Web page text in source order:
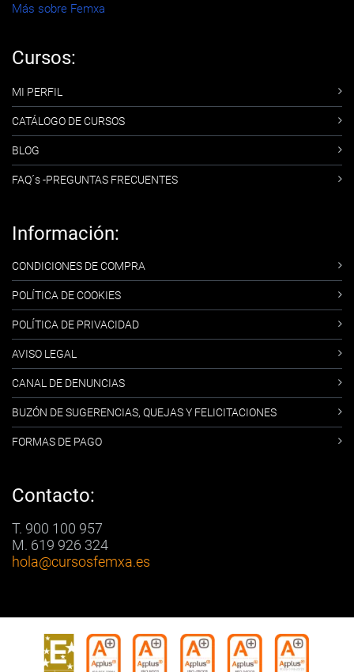
Más sobre Femxa
Cursos:
MI PERFIL
CATÁLOGO DE CURSOS
BLOG
FAQ´s -PREGUNTAS FRECUENTES
Información:
CONDICIONES DE COMPRA
POLÍTICA DE COOKIES
POLÍTICA DE PRIVACIDAD
AVISO LEGAL
CANAL DE DENUNCIAS
BUZÓN DE SUGERENCIAS, QUEJAS Y FELICITACIONES
FORMAS DE PAGO
Contacto:
T. 900 100 957
M. 619 926 324
hola@cursosfemxa.es